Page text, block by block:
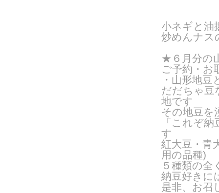
小ネギと油
炒めんナス
★６月分の
ご予約・お
・山形地
だだちゃ豆
地です
その地豆を
「これぞ
す
紅大豆・青
用の品種)
５種類の全
納豆好きに
是非、お召